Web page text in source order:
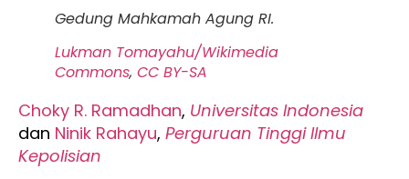
Gedung Mahkamah Agung RI.
Lukman Tomayahu/Wikimedia
Commons, CC BY-SA
Choky R. Ramadhan, Universitas Indonesia
dan Ninik Rahayu, Perguruan Tinggi Ilmu
Kepolisian